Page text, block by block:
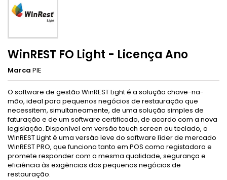
WinREST FO Light - Licença Ano
Marca PIE
O software de gestão WinREST Light é a solução chave-na-
mão, ideal para pequenos negócios de restauração que
necessitem, simultaneamente, de uma solução simples de
faturação e de um software certificado, de acordo com a nova
legislação. Disponível em versão touch screen ou teclado, o
WinREST Light é uma versão leve do software líder de mercado
WinREST PRO, que funciona tanto em POS como registadora e
promete responder com a mesma qualidade, segurança e
eficiência às exigências dos pequenos negócios de
restauração.